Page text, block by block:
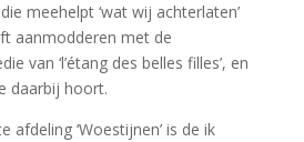
meehelpt ‘wat wij achterlaten’
aanmodderen met de
van ‘l’étang des belles filles’, en
daarbij hoort.
afdeling ‘Woestijnen’ is de ik